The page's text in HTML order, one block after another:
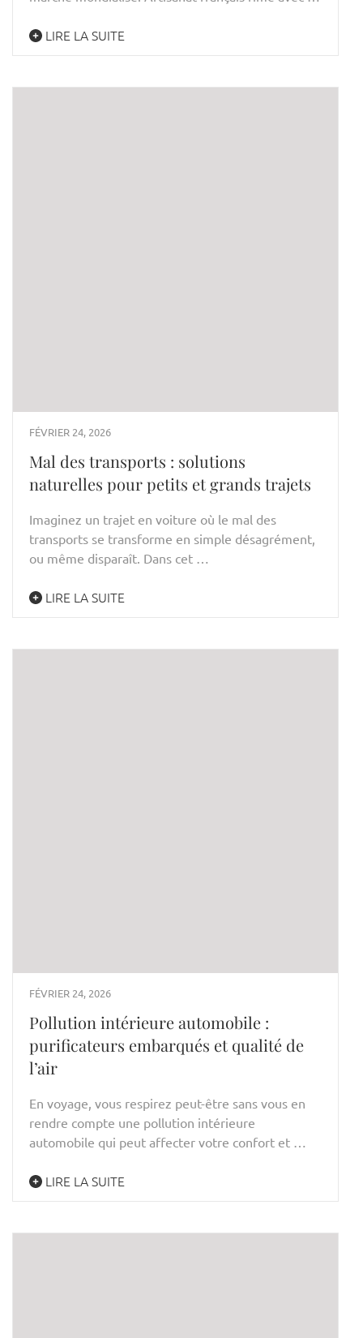
LIRE LA SUITE
FÉVRIER 24, 2026
Mal des transports : solutions
naturelles pour petits et grands trajets
Imaginez un trajet en voiture où le mal des
transports se transforme en simple désagrément,
ou même disparaît. Dans cet …
LIRE LA SUITE
FÉVRIER 24, 2026
Pollution intérieure automobile :
purificateurs embarqués et qualité de
l’air
En voyage, vous respirez peut-être sans vous en
rendre compte une pollution intérieure
automobile qui peut affecter votre confort et …
LIRE LA SUITE